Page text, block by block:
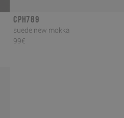
CPH789
suede new mokka
99€